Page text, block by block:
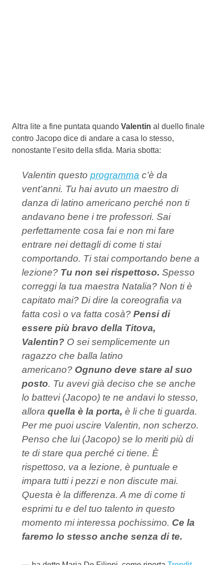
Altra lite a fine puntata quando Valentin al duello finale
contro Jacopo dice di andare a casa lo stesso,
nonostante l’esito della sfida. Maria sbotta:
Valentin questo programma c’è da
vent’anni. Tu hai avuto un maestro di
danza di latino americano perché non ti
andavano bene i tre professori. Sai
perfettamente cosa fai e non mi fare
entrare nei dettagli di come ti stai
comportando. Ti stai comportando bene a
lezione? Tu non sei rispettoso. Spesso
correggi la tua maestra Natalia? Non ti è
capitato mai? Di dire la coreografia va
fatta così o va fatta cosà? Pensi di
essere più bravo della Titova,
Valentin? O sei semplicemente un
ragazzo che balla latino
americano? Ognuno deve stare al suo
posto. Tu avevi già deciso che se anche
lo battevi (Jacopo) te ne andavi lo stesso,
allora quella è la porta, è li che ti guarda.
Per me puoi uscire Valentin, non scherzo.
Penso che lui (Jacopo) se lo meriti più di
te di stare qua perché ci tiene. È
rispettoso, va a lezione, è puntuale e
impara tutti i pezzi e non discute mai.
Questa è la differenza. A me di come ti
esprimi tu e del tuo talento in questo
momento mi interessa pochissimo. Ce la
faremo lo stesso anche senza di te.